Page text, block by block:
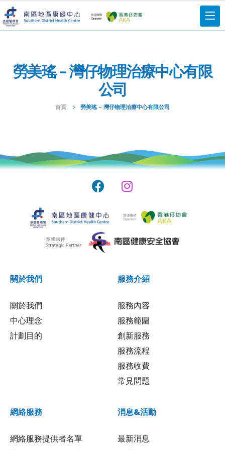
勞美瑤 – 灣仔物理治療中心有限
公司
首頁 勞美瑤 – 灣仔物理治療中心有限公司
關於我們
關於我們
中心理念
計劃目的
服務介紹
服務內容
服務範圍
創新服務
服務流程
服務收費
常見問題
網絡服務
網絡服務提供者名單
消息&活動
最新消息